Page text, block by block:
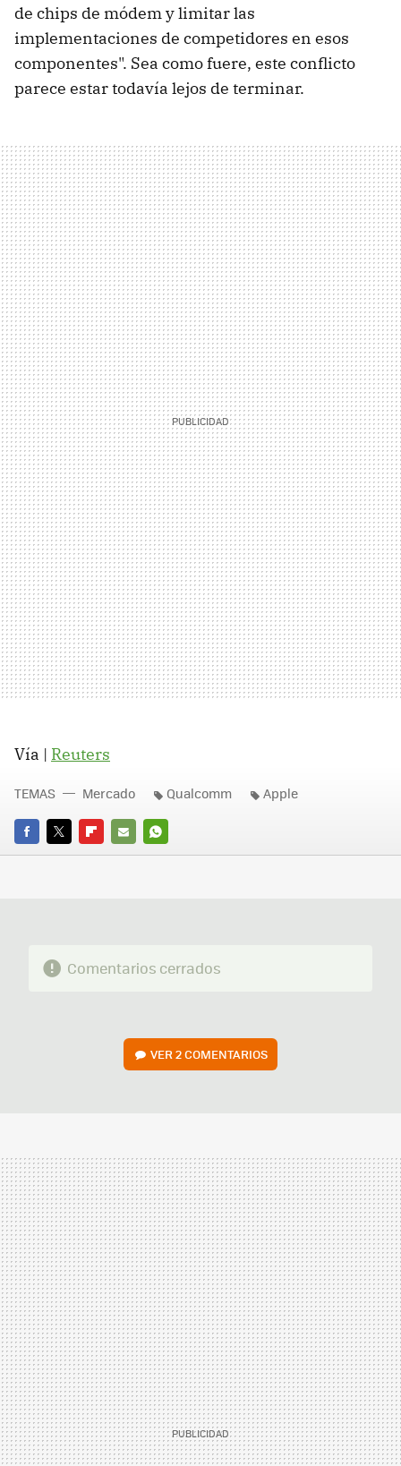
de chips de módem y limitar las
implementaciones de competidores en esos
componentes". Sea como fuere, este conflicto
parece estar todavía lejos de terminar.
Vía | Reuters
FACEBOOK
TWITTERFLIPBOARD
E-
WHATSAPP
TEMAS Mercado Qualcomm Apple
Comentarios cerrados
VER2 COMENTARIOS